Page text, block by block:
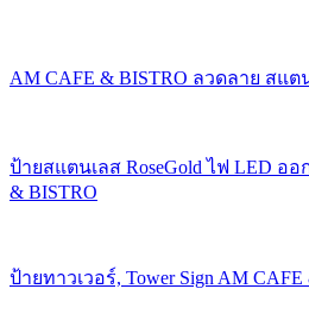
AM CAFE & BISTRO ลวดลาย สแต
ป้ายสแตนเลส RoseGold ไฟ LED อ
& BISTRO
ป้ายทาวเวอร์, Tower Sign AM CAFE